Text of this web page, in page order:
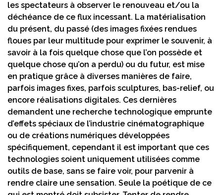
les spectateurs à observer le renouveau et/ou la
déchéance de ce flux incessant. La matérialisation
du présent, du passé (des images fixées rendues
floues par leur multitude pour exprimer le souvenir, à
savoir à la fois quelque chose que l’on possède et
quelque chose qu’on a perdu) ou du futur, est mise
en pratique grâce à diverses manières de faire,
parfois images fixes, parfois sculptures, bas-relief, ou
encore réalisations digitales. Ces dernières
demandent une recherche technologique emprunte
d’effets spéciaux de l’industrie cinématographique
ou de créations numériques développées
spécifiquement, cependant il est important que ces
technologies soient uniquement utilisées comme
outils de base, sans se faire voir, pour parvenir à
rendre claire une sensation. Seule la poétique de ce